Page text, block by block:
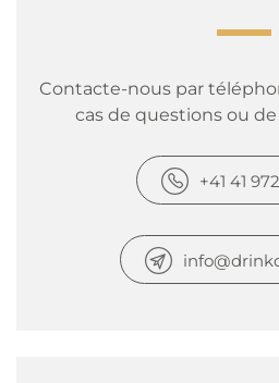
Contacte-nous par
cas de questions ou
+41 41